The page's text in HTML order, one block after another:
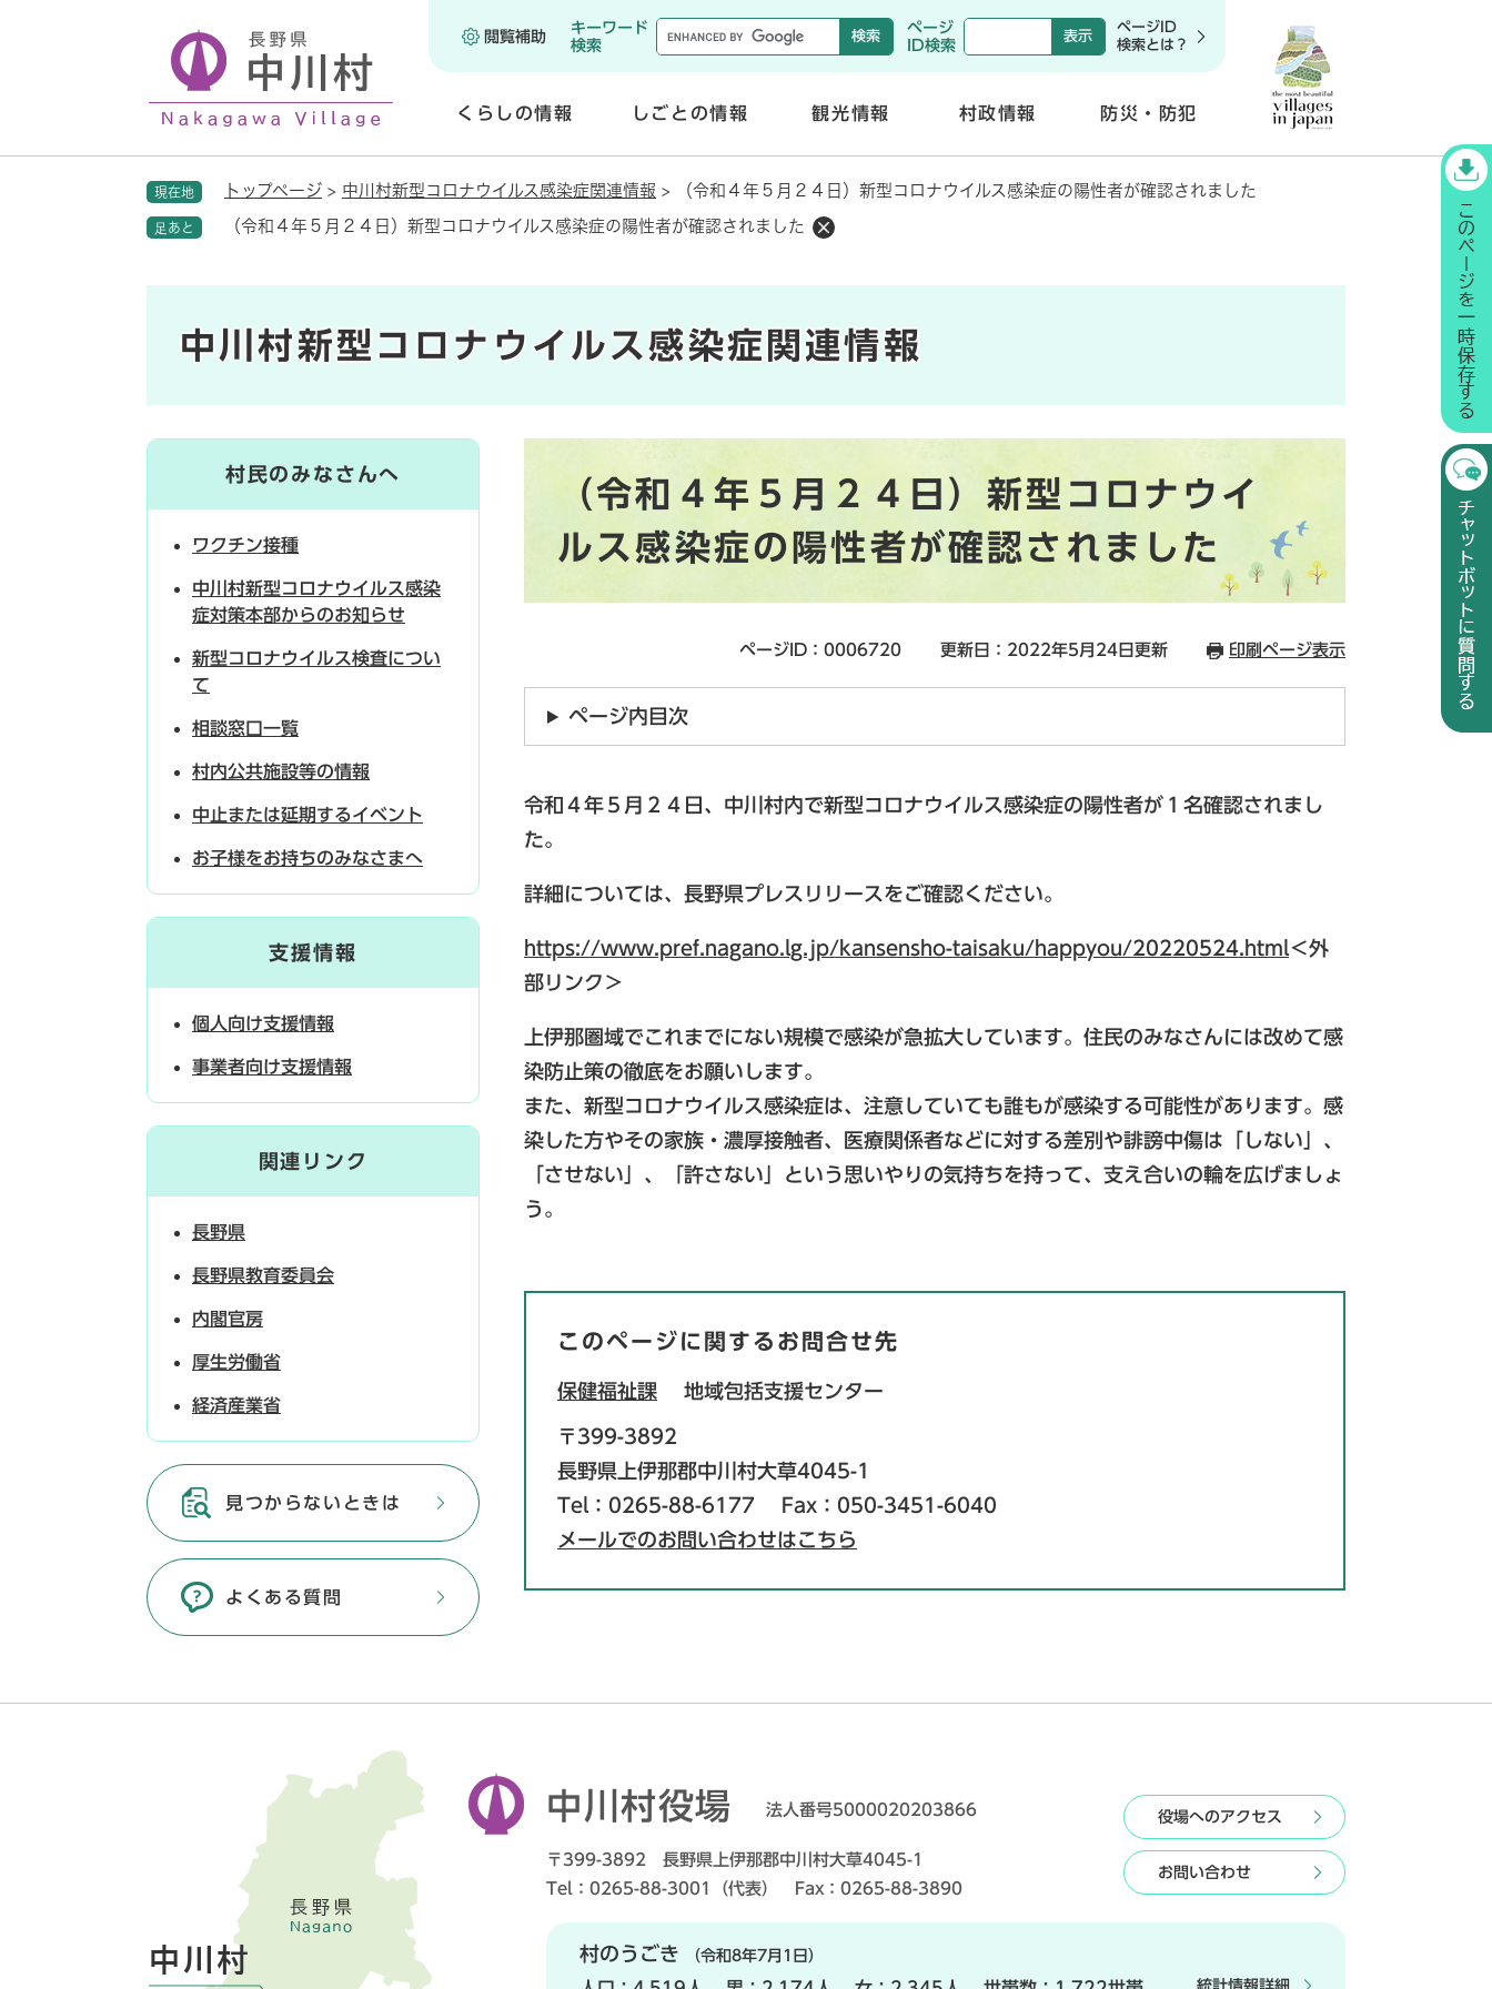
メニューを飛ばして本文へ
閲覧補助
キーワード
検索
ページ
ID検索
ページID
検索とは？
くらしの情報
く
しごとの情報
く
観光情報 村政情報
く
防災・防犯
く
現在地 トップページ > 中川村新型コロナウイルス感染症関連情報 > （令和４年５月２４日）新型コロナウイルス感染症の陽性者が確認されました
足あと （令和４年５月２４日）新型コロナウイルス感染症の陽性者が確認されました
中川村新型コロナウイルス感染症関連情報
（令和４年５月２４日）新型コロナウイ
ルス感染症の陽性者が確認されました
ページID：0006720 更新日：2022年5月24日更新 印刷ページ表示
ページ内目次
令和４年５月２４日、中川村内で新型コロナウイルス感染症の陽性者が１名確認されまし
た。
詳細については、長野県プレスリリースをご確認ください。
https://www.pref.nagano.lg.jp/kansensho-taisaku/happyou/20220524.html ＜外
部リンク＞
上伊那圏域でこれまでにない規模で感染が急拡大しています。住民のみなさんには改めて感
染防止策の徹底をお願いします。
また、新型コロナウイルス感染症は、注意していても誰もが感染する可能性があります。感
染した方やその家族・濃厚接触者、医療関係者などに対する差別や誹謗中傷は「しない」、
「させない」、「許さない」という思いやりの気持ちを持って、支え合いの輪を広げましょ
う。
このページに関するお問合せ先
保健福祉課 地域包括支援センター
〒399-3892
長野県上伊那郡中川村大草4045-1
Tel：0265-88-6177
Fax：050-3451-6040
メールでのお問い合わせはこちら
村民のみなさんへ
ワクチン接種
中川村新型コロナウイルス感染
症対策本部からのお知らせ
新型コロナウイルス検査につい
て
相談窓口一覧
村内公共施設等の情報
中止または延期するイベント
お子様をお持ちのみなさまへ
支援情報
個人向け支援情報
事業者向け支援情報
関連リンク
長野県
長野県教育委員会
内閣官房
厚生労働省
経済産業省
見つからないときは
よくある質問
中川村役場 法人番号5000020203866
〒399-3892 長野県上伊那郡中川村大草4045-1
Tel：0265-88-3001（代表） Fax：0265-88-3890
役場へのアクセス
お問い合わせ
村のうごき （令和8年7月1日）
統計情報詳細